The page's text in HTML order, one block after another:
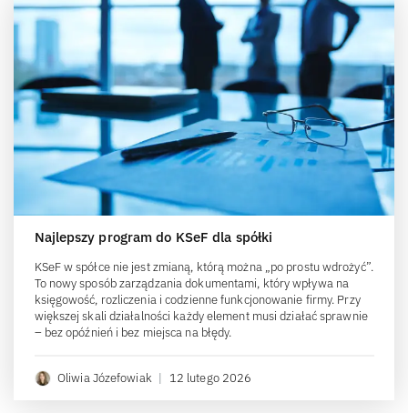
Najlepszy program do KSeF dla spółki
KSeF w spółce nie jest zmianą, którą można „po prostu wdrożyć”.
To nowy sposób zarządzania dokumentami, który wpływa na
księgowość, rozliczenia i codzienne funkcjonowanie firmy. Przy
większej skali działalności każdy element musi działać sprawnie
– bez opóźnień i bez miejsca na błędy.
Oliwia Józefowiak | 12 lutego 2026